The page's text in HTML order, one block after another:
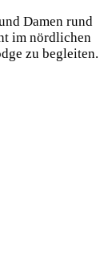
Damen rund
im nörd­li­chen
zu beglei­ten.